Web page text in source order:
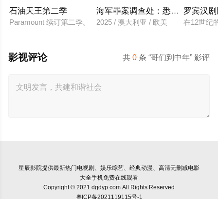
石油天王第二季
Paramount 续订第二季。
海军罪案调查处：悉尼第三季
2025 / 澳大利亚 / 欧美
罗宾汉
在12世纪
共0 条 “哥们到中年” 影评
影视评论
星辰影院提供最新热门电视剧、娱乐综艺、经典动漫、高清无删减电影
大全手机免费在线观看
Copyright © 2021 dgdyp.com All Rights Reserved
粤ICP备2021119115号-1